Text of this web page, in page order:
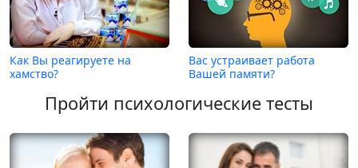
Как Вы реагируете на
хамство?
Вас устраивает работа
Вашей памяти?
Пройти психологические тесты